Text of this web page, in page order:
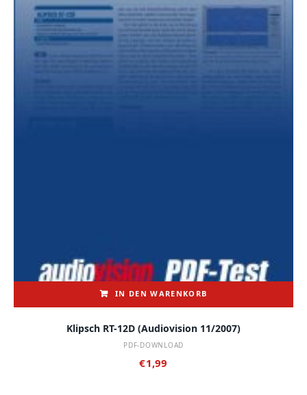
IN DEN WARENKORB
Klipsch RT-12D (audiovision 11/2007)
PDF-DOWNLOAD
€1,99